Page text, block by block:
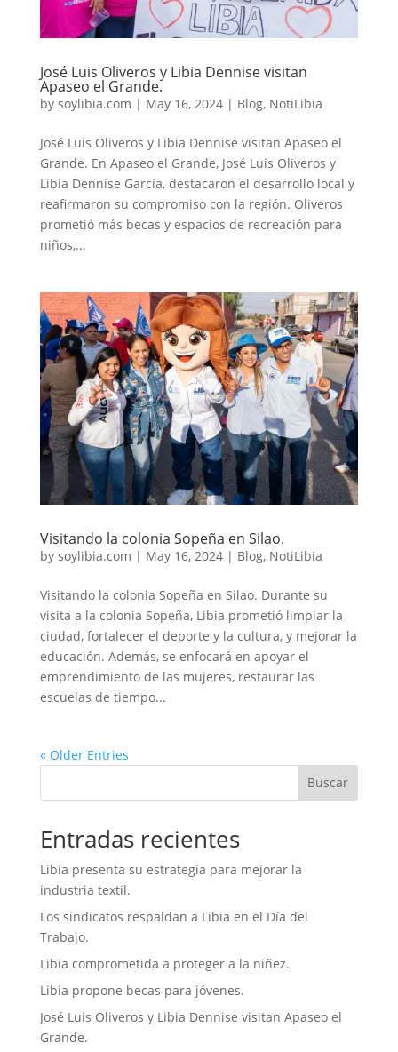
José Luis Oliveros y Libia Dennise visitan
Apaseo el Grande.
by soylibia.com | May 16, 2024| Blog, NotiLibia
José Luis Oliveros y Libia Dennise visitan Apaseo el
Grande. En Apaseo el Grande, José Luis Oliveros y
Libia Dennise García, destacaron el desarrollo local y
reafirmaron su compromiso con la región. Oliveros
prometió más becas y espacios de recreación para
niños,...
Visitando la colonia Sopeña en Silao.
by soylibia.com | May 16, 2024| Blog, NotiLibia
Visitando la colonia Sopeña en Silao. Durante su
visita a la colonia Sopeña, Libia prometió limpiar la
ciudad, fortalecer el deporte y la cultura, y mejorar la
educación. Además, se enfocará en apoyar el
emprendimiento de las mujeres, restaurar las
escuelas de tiempo...
« Older Entries
Buscar
Entradas recientes
Libia presenta su estrategia para mejorar la
industria textil.
Los sindicatos respaldan a Libia en el Día del
Trabajo.
Libia comprometida a proteger a la niñez.
Libia propone becas para jóvenes.
José Luis Oliveros y Libia Dennise visitan Apaseo el
Grande.